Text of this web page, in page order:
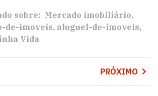
sobre: Mercado imobiliário
de-imoveis aluguel-de-imoveis
Vida
PRÓXIMO